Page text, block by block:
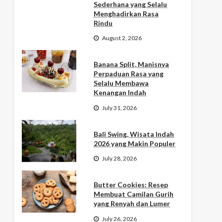
Sederhana yang Selalu
Menghadirkan Rasa
Rindu
August 2, 2026
Banana Split, Manisnya
Perpaduan Rasa yang
Selalu Membawa
Kenangan Indah
July 31, 2026
Bali Swing, Wisata Indah
2026 yang Makin Populer
July 28, 2026
Butter Cookies: Resep
Membuat Camilan Gurih
yang Renyah dan Lumer
July 26, 2026